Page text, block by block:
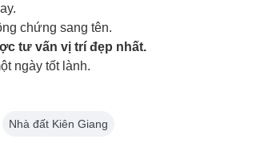
chứng sang tên.
tư vấn vị trí đẹp nhất.
ngày tốt lành.
Nhà đất Kiên Giang